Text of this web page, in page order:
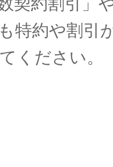
特約や割引
ください。